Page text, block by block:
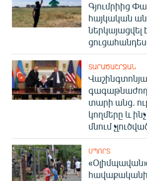
ՀԵՏԵՎԵՔ ՄԵԶ
«Ազատության» բոլոր կայքերը
Գյումրիից
հայկական
ներկայացվել
ՏԱՐԱԾԱՇՐՋԱՆ
տարի անց.
կողմերը և
մնում
ՍՊՈՐՏ
հավաքականի